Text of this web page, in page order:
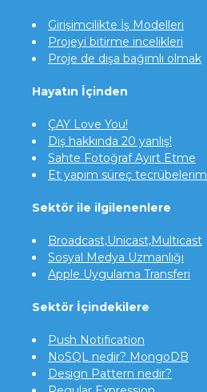
Girişimcilikte İş Modelleri
Projeyi bitirme incelikleri
Proje de dışa bağımlı olmak
Hayatın İçinden
ÇAY Love You!
Diş hakkında 20 yanlış!
Sahte Fotoğraf Ayırt Etme
Et yapım süreç tecrübelerim
Sektör ile ilgilenenlere
Broadcast,Unicast,Multicast
Sosyal Medya Uzmanlığı
Apple Uygulama Transferi
Sektör İçindekilere
Push Notification
NoSQL nedir? MongoDB
Design Pattern nedir?